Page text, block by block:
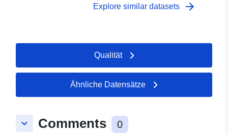
Explore similar datasets arrow_forward
Qualität
Ähnliche Datensätze
keyboard_arrow_down Comments 0